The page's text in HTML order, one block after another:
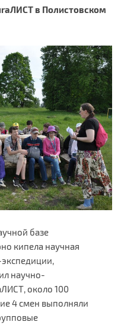
в Полистовском
базе
кипела научная
научно-
около 100
4 смен выполняли